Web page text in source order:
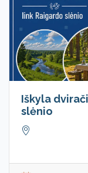
Iškyla
slėnio